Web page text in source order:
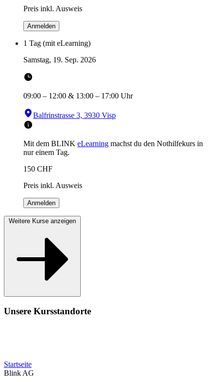
Preis inkl. Ausweis
Anmelden
1 Tag (mit eLearning)
Samstag, 19. Sep. 2026
09:00 – 12:00 & 13:00 – 17:00 Uhr
Balfrinstrasse 3, 3930 Visp
Mit dem BLINK eLearning machst du den Nothilfekurs in
nur einem Tag.
150 CHF
Preis inkl. Ausweis
Anmelden
Weitere Kurse anzeigen
Unsere Kursstandorte
Startseite
Blink AG